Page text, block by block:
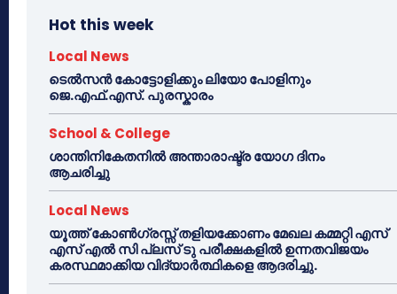
Hot this week
Local News
ടെൽസൻ കോട്ടോളിക്കും ലിയോ പോളിനും
ജെ.എഫ്.എസ്. പുരസ്കാരം
School & College
ശാന്തിനികേതനിൽ അന്താരാഷ്ട്ര യോഗ ദിനം
ആചരിച്ചു
Local News
യൂത്ത് കോൺഗ്രസ്സ് തളിയക്കോണം മേഖല കമ്മറ്റി എസ്
എസ് എൽ സി പ്ലസ് ടു പരീക്ഷകളിൽ ഉന്നതവിജയം
കരസ്ഥമാക്കിയ വിദ്യാർത്ഥികളെ ആദരിച്ചു.